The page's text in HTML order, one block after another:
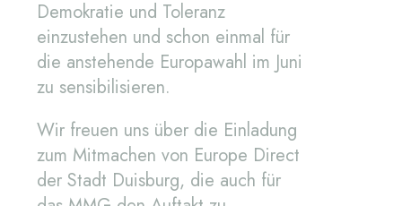
Demokratie und Toleranz
einzustehen und schon einmal für
die anstehende Europawahl im Juni
zu sensibilisieren.
Wir freuen uns über die Einladung
zum Mitmachen von Europe Direct
der Stadt Duisburg, die auch für